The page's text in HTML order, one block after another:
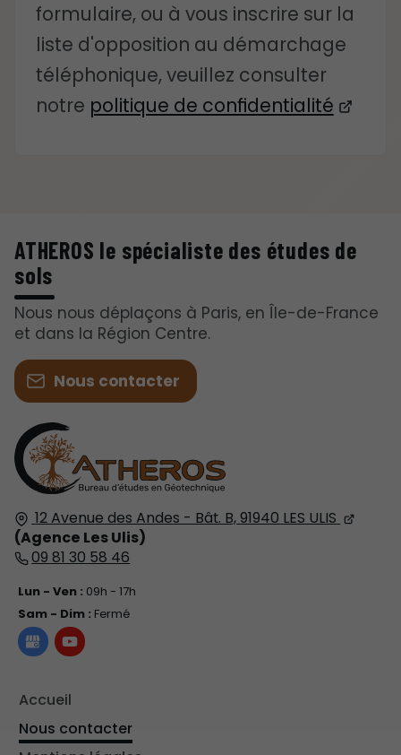
formulaire, ou à vous inscrire sur la
liste d'opposition au démarchage
téléphonique, veuillez consulter
notre politique de confidentialité
12 Avenue des Andes - Bât. B,91940 LES ULIS
(Agence Les Ulis)
09 81 30 58 46
Lun - Ven : 09h - 17h
Sam - Dim : Fermé
Accueil
Nous contacter
ATHEROS le spécialiste des études de
sols
Nous nous déplaçons à Paris, en Île-de-France
et dans la Région Centre.
Nous contacter